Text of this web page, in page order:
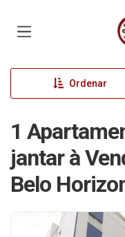
Ordenar
1
jantar à
Belo